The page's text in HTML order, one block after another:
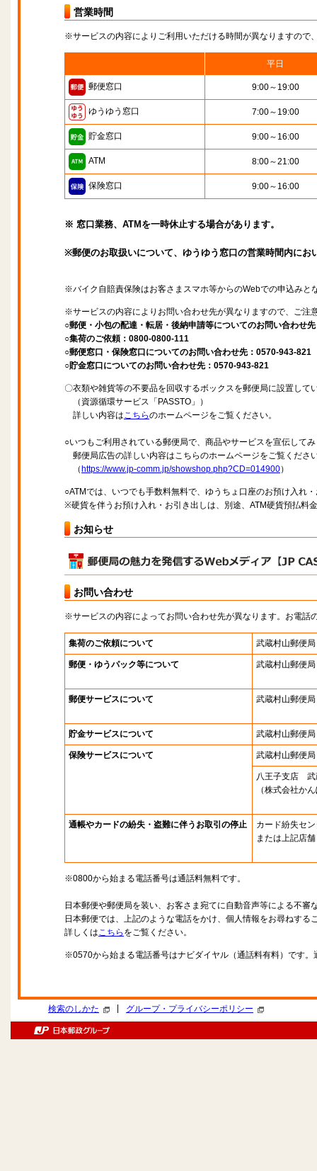
営業時間
※サービスの内容によりご利用いただける時間が異なりますので
平日
郵便窓口 9:00～19:00
ゆうゆう窓口 7:00～19:00
貯金窓口 9:00～16:00
ATM 8:00～21:00
保険窓口 9:00～16:00
※ 窓口業務、ATMを一時休止する場合があります。
※郵便のお取扱いについて、ゆうゆう窓口の営業時間内に
※バイク自賠責保険はお客さまスマホ等からのWebでの申込みと
※サービスの内容によりお問い合わせ先が異なりますので、ご注
○郵便・小包の配達・転居・後納申請等についてのお問い合わせ
○集荷のご依頼：0800-0800-111
○郵便窓口・保険窓口についてのお問い合わせ先：0570-943-821
○貯金窓口についてのお問い合わせ先：0570-943-821
〇衣類や雑貨等の不要品を回収するボックスを郵便局に設置して
（資源循環サービス「PASSTO」）
詳しい内容はこちらのホームページをご覧ください。
○いつもご利用されている郵便局で、商品やサービスを宣伝して
郵便局広告の詳しい内容はこちらのホームページをご覧くださ
（ https://www.jp-comm.jp/showshop.php?CD=014900）
○ATMでは、いつでも手数料無料で、ゆうちょ口座のお預け入れ
※硬貨を伴うお預け入れ・お引き出しは、別途、ATM硬貨預払料
お知らせ
お問い合わせ
※サービスの内容によってお問い合わせ先が異なります。お電話
集荷のご依頼について 武蔵村山郵便局
郵便・ゆうパック等について 武蔵村山郵便局
郵便サービスについて 武蔵村山郵便局
貯金サービスについて 武蔵村山郵便局
保険サービスについて 武蔵村山郵便局
八王子支店 武
（株式会社か
通帳やカードの紛失・盗難に伴うお取引の停止
カード紛失セ
または上記店舗
※0800から始まる電話番号は通話料無料です。
日本郵便や郵便局を装い、お客さま宛てに自動音声等による不審
日本郵便では、上記のような電話をかけ、個人情報をお尋ねする
詳しくはこちら をご覧ください。
※0570から始まる電話番号はナビダイヤル（通話料有料）です
検索のしかた グループ・プライバシーポリシー